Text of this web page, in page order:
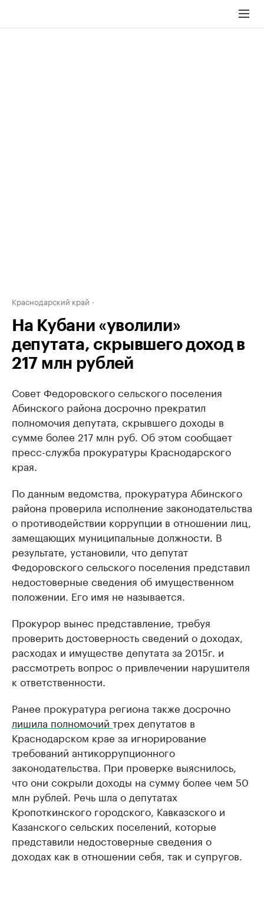
Краснодарский край
На Кубани «уволили»
депутата, скрывшего доход в
217 млн рублей
Совет Федоровского сельского поселения
Абинского района досрочно прекратил
полномочия депутата, скрывшего доходы в
сумме более 217 млн руб. Об этом сообщает
пресс-служба прокуратуры Краснодарского
края.
По данным ведомства, прокуратура Абинского
района проверила исполнение законодательства
о противодействии коррупции в отношении лиц,
замещающих муниципальные должности. В
результате, установили, что депутат
Федоровского сельского поселения представил
недостоверные сведения об имущественном
положении. Его имя не называется.
Прокурор вынес представление, требуя
проверить достоверность сведений о доходах,
расходах и имуществе депутата за 2015г. и
рассмотреть вопрос о привлечении нарушителя
к ответственности.
Ранее прокуратура региона также досрочно
лишила полномочий трех депутатов в
Краснодарском крае за игнорирование
требований антикоррупционного
законодательства. При проверке выяснилось,
что они сокрыли доходы на сумму более чем 50
млн рублей. Речь шла о депутатах
Кропоткинского городского, Кавказского и
Казанского сельских поселений, которые
представили недостоверные сведения о
доходах как в отношении себя, так и супругов.